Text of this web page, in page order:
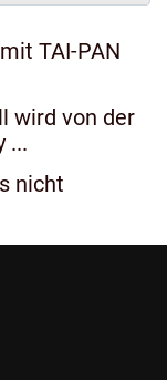
TAI-PAN
wird von der
...
nicht